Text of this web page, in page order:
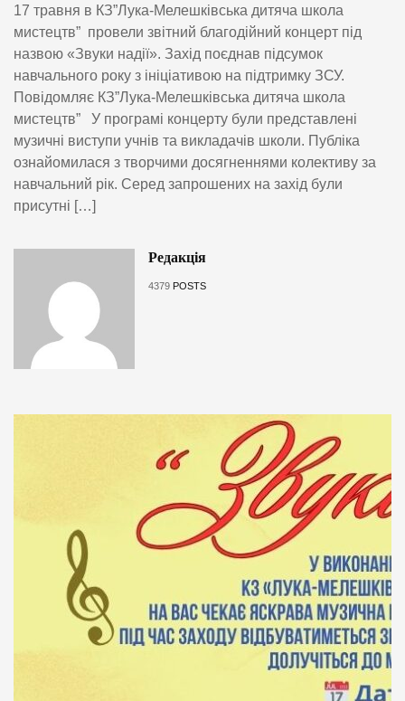
17 травня в КЗ”Лука-Мелешківська дитяча школа
мистецтв” провели звітний благодійний концерт під
назвою «Звуки надії». Захід поєднав підсумок
навчального року з ініціативою на підтримку ЗСУ.
Повідомляє КЗ”Лука-Мелешківська дитяча школа
мистецтв” У програмі концерту були представлені
музичні виступи учнів та викладачів школи. Публіка
ознайомилася з творчими досягненнями колективу за
навчальний рік. Серед запрошених на захід були
присутні […]
Редакція
4379 POSTS